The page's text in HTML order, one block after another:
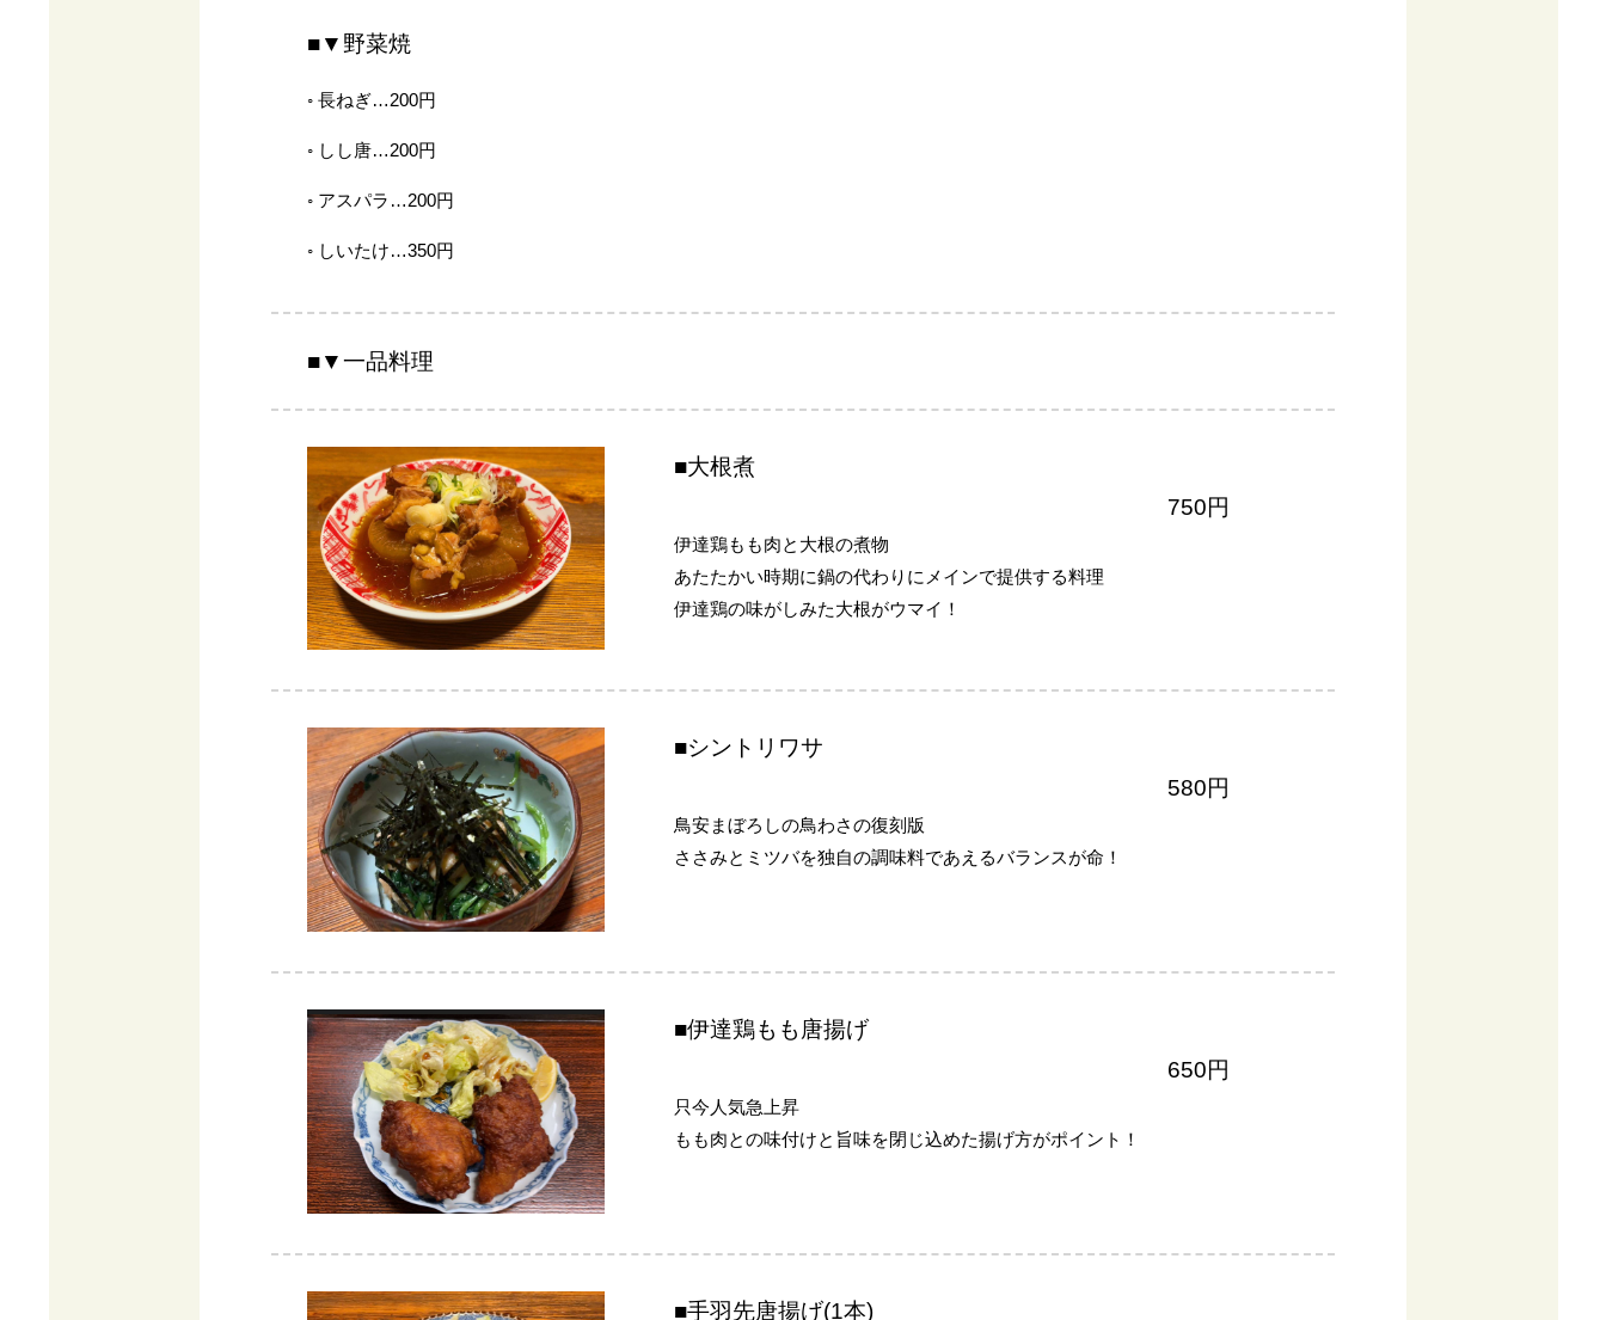
■▼野菜焼
◦ 長ねぎ…200円
◦ しし唐…200円
◦ アスパラ…200円
◦ しいたけ…350円
■▼一品料理
■大根煮
750円
伊達鶏もも肉と大根の煮物
あたたかい時期に鍋の代わりにメインで提供する料理
伊達鶏の味がしみた大根がウマイ！
■シントリワサ
580円
鳥安まぼろしの鳥わさの復刻版
ささみとミツバを独自の調味料であえるバランスが命！
■伊達鶏もも唐揚げ
650円
只今人気急上昇
もも肉との味付けと旨味を閉じ込めた揚げ方がポイント！
■手羽先唐揚げ(1本)